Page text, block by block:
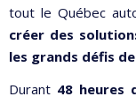
tout le Québec
créer des
les grands défis
Durant 48 heures